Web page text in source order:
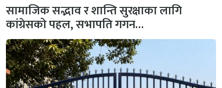
सामाजिक सद्भाव र शान्ति सुरक्षाका लागि
कांग्रेसको पहल, सभापति गगन…